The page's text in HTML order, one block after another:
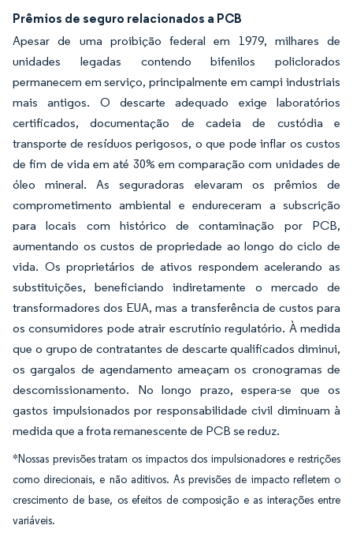
Prêmios de seguro relacionados a PCB
Apesar de uma proibição federal em 1979, milhares de
unidades legadas contendo bifenilos policlorados
permanecem em serviço, principalmente em campi industriais
mais antigos. O descarte adequado exige laboratórios
certificados, documentação de cadeia de custódia e
transporte de resíduos perigosos, o que pode inflar os custos
de fim de vida em até 30% em comparação com unidades de
óleo mineral. As seguradoras elevaram os prêmios de
comprometimento ambiental e endureceram a subscrição
para locais com histórico de contaminação por PCB,
aumentando os custos de propriedade ao longo do ciclo de
vida. Os proprietários de ativos respondem acelerando as
substituições, beneficiando indiretamente o mercado de
transformadores dos EUA, mas a transferência de custos para
os consumidores pode atrair escrutínio regulatório. À medida
que o grupo de contratantes de descarte qualificados diminui,
os gargalos de agendamento ameaçam os cronogramas de
descomissionamento. No longo prazo, espera-se que os
gastos impulsionados por responsabilidade civil diminuam à
medida que a frota remanescente de PCB se reduz.
*Nossas previsões tratam os impactos dos impulsionadores e restrições
como direcionais, e não aditivos. As previsões de impacto refletem o
crescimento de base, os efeitos de composição e as interações entre
variáveis.